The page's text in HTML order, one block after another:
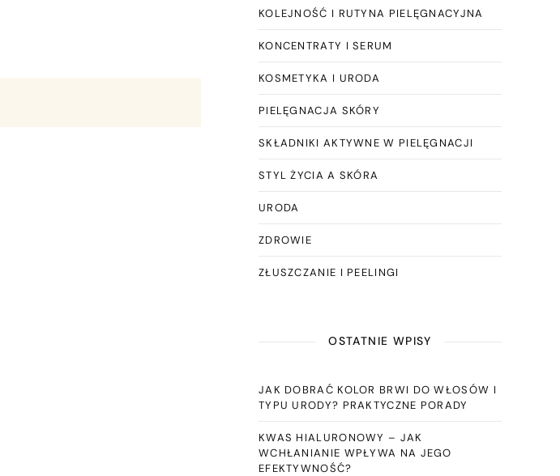
KOLEJNOŚĆ I RUTYNA PIELĘGNACYJNA
KONCENTRATY I SERUM
KOSMETYKA I URODA
PIELĘGNACJA SKÓRY
SKŁADNIKI AKTYWNE W PIELĘGNACJI
STYL ŻYCIA A SKÓRA
URODA
ZDROWIE
ZŁUSZCZANIE I PEELINGI
OSTATNIE WPISY
JAK DOBRAĆ KOLOR BRWI DO WŁOSÓW I
TYPU URODY? PRAKTYCZNE PORADY
KWAS HIALURONOWY – JAK
WCHŁANIANIE WPŁYWA NA JEGO
EFEKTYWNOŚĆ?